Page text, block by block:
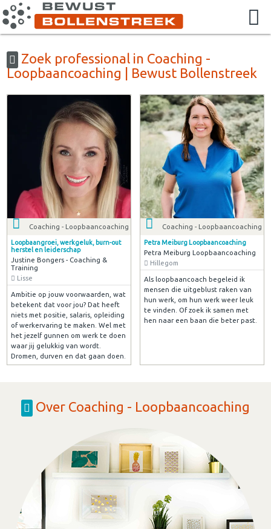
Zoek professional in Coaching -
Loopbaancoaching | Bewust Bollenstreek
Coaching - Loopbaancoaching
Loopbaangroei, werkgeluk, burn-out
herstel en leiderschap
Justine Bongers - Coaching &
Training
Lisse
Ambitie op jouw voorwaarden, wat
betekent dat voor jou? Dat heeft
niets met positie, salaris, opleiding
of werkervaring te maken. Wel met
het jezelf gunnen om werk te doen
waar jij gelukkig van wordt.
Dromen, durven en dat gaan doen.
Coaching - Loopbaancoaching
Petra Meiburg Loopbaancoaching
Petra Meiburg Loopbaancoaching
Hillegom
Als loopbaancoach begeleid ik
mensen die uitgeblust raken van
hun werk, om hun werk weer leuk
te vinden. Of zoek ik samen met
hen naar een baan die beter past.
Over Coaching - Loopbaancoaching